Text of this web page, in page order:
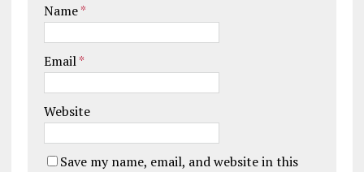
Name*
Email*
Website
Save my name, email, and website in this